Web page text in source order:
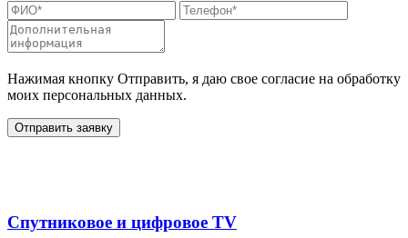
Нажимая кнопку Отправить, я даю свое согласие на обработку
моих персональных данных.
Отправить заявку
Спутниковое и цифровое TV